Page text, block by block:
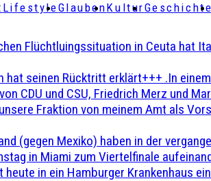
LifestyleGlaubenKultur
Flüchtluingssituation in Ceuta hat
hat seinen Rücktritt erklärt+++ .In
CDU und CSU, Friedrich Merz und
Fraktion von meinem Amt als
(gegen Mexiko) haben in der
in Miami zum Viertelfinale
in ein Hamburger Krankenhaus